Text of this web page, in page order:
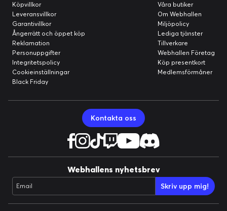
Köpvillkor
Leveransvillkor
Garantivillkor
Ångerrätt och öppet köp
Reklamation
Personuppgifter
Integritetspolicy
Cookieinställningar
Black Friday
Våra butiker
Om Webhallen
Miljöpolicy
Lediga tjänster
Tillverkare
Webhallen Företag
Köp presentkort
Medlemsförmåner
Kontakta oss
Webhallens nyhetsbrev
Email Skriv upp mig!